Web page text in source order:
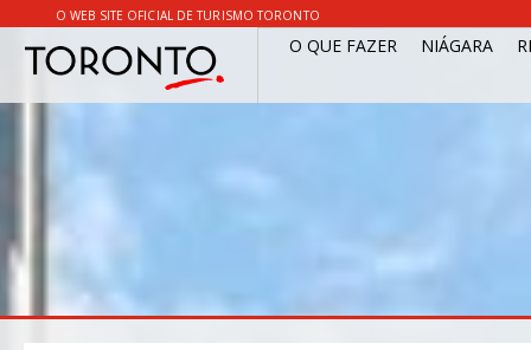
O WEB SITE OFICIAL DE TURISMO TORONTO
O QUE FAZER NIÁGARA